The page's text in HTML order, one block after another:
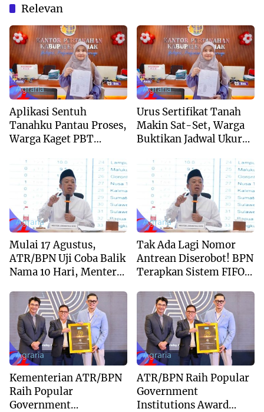
Relevan
Agraria
Aplikasi Sentuh
Tanahku Pantau Proses,
Warga Kaget PBT
Sepekan
Agraria
Urus Sertifikat Tanah
Makin Sat-Set, Warga
Buktikan Jadwal Ukur
Loket
Agraria
Mulai 17 Agustus,
ATR/BPN Uji Coba Balik
Nama 10 Hari, Menteri
Dukungan Pemda dan
PPAT
Agraria
Tak Ada Lagi Nomor
Antrean Diserobot! BPN
Terapkan Sistem FIFO
Terjadwal
Agraria
Kementerian ATR/BPN
Raih Popular
Government
Agraria
ATR/BPN Raih Popular
Government
Institutions Award